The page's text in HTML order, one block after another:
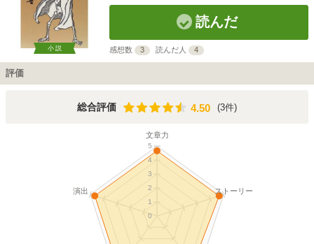
小説
読んだ
感想数 3 読んだ人 4
評価
総合評価 4.50
4.50 (3件)
文章力
ストーリー
演出
0
1
2
3
4
5